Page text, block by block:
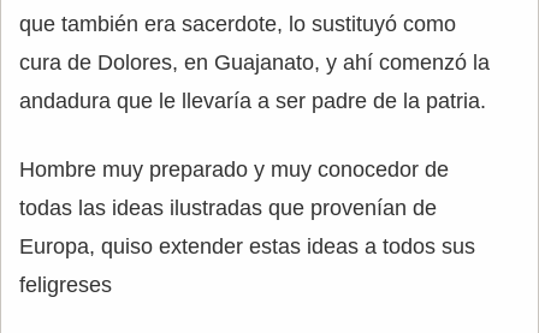
que también era sacerdote, lo sustituyó como
cura de Dolores, en Guajanato, y ahí comenzó la
andadura que le llevaría a ser padre de la patria.
Hombre muy preparado y muy conocedor de
todas las ideas ilustradas que provenían de
Europa, quiso extender estas ideas a todos sus
feligreses